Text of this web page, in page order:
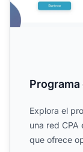
Explora el
una red CPA
que ofrece